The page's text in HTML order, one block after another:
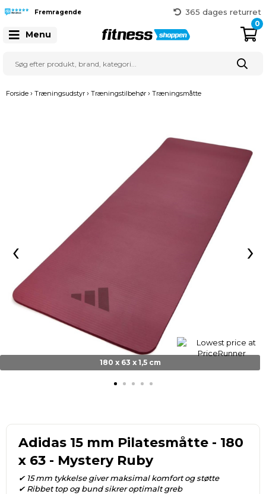
Gratis fragt over 999 kr.
41 128 128
Fremragende
Menu
0
Forside › Træningsudstyr › Træningstilbehør › Træningsmåtte
180 x 63 x 1,5 cm
‹ ›
Adidas 15 mm Pilatesmåtte - 180
x 63 - Mystery Ruby
✔ 15 mm tykkelse giver maksimal komfort og støtte
✔ Ribbet top og bund sikrer optimalt greb